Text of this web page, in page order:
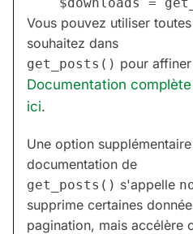
Vous pouvez utiliser
souhaitez dans
get_posts() pour
Documentation
ici.
Une option
documentation de
get_posts() s'appelle
supprime certaines
pagination, mais accélère